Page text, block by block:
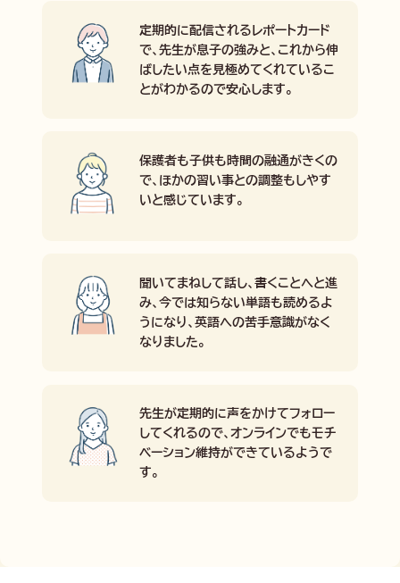
定期的に配信されるレポートカード
で、先生が息子の強みと、これから伸
ばしたい点を見極めてくれているこ
とがわかるので安心します。
保護者も子供も時間の融通がきくの
で、ほかの習い事との調整もしやす
いと感じています。
聞いてまねして話し、書くことへと進
み、今では知らない単語も読めるよ
うになり、英語への苦手意識がなく
なりました。
先生が定期的に声をかけてフォロー
してくれるので、オンラインでもモチ
ベーション維持ができているようで
す。